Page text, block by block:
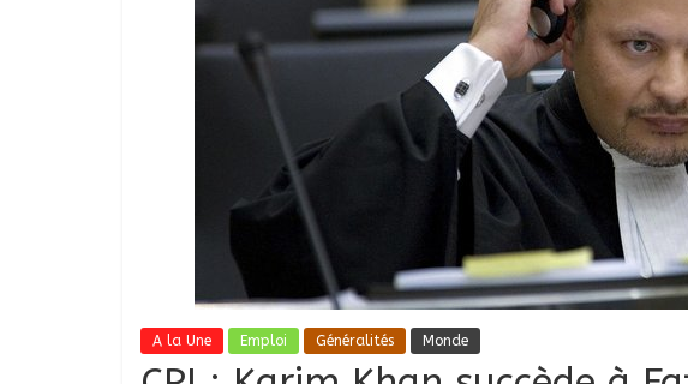
A la Une Emploi Généralités Monde